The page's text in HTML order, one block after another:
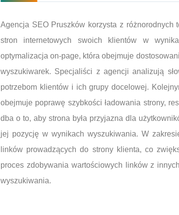
Agencja SEO Pruszków korzysta z
stron internetowych swoich klientów w
optymalizacja on-page, która obejmuje
wyszukiwarek. Specjaliści z agencji analizują
potrzebom klientów i ich grupy docelowej.
obejmuje poprawę szybkości ładowania strony,
dba o to, aby strona była przyjazna dla
jej pozycję w wynikach wyszukiwania. W
linków prowadzących do strony klienta, co
proces zdobywania wartościowych linków z
wyszukiwania.